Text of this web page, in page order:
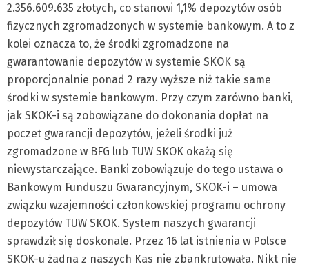
2.356.609.635 złotych, co stanowi 1,1% depozytów osób
fizycznych zgromadzonych w systemie bankowym. A to z
kolei oznacza to, że środki zgromadzone na
gwarantowanie depozytów w systemie SKOK są
proporcjonalnie ponad 2 razy wyższe niż takie same
środki w systemie bankowym. Przy czym zarówno banki,
jak SKOK-i są zobowiązane do dokonania dopłat na
poczet gwarancji depozytów, jeżeli środki już
zgromadzone w BFG lub TUW SKOK okażą się
niewystarczające. Banki zobowiązuje do tego ustawa o
Bankowym Funduszu Gwarancyjnym, SKOK-i – umowa
związku wzajemności członkowskiej programu ochrony
depozytów TUW SKOK. System naszych gwarancji
sprawdził się doskonale. Przez 16 lat istnienia w Polsce
SKOK-u żadna z naszych Kas nie zbankrutowała. Nikt nie